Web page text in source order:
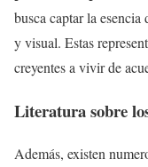
busca captar la esencia
y visual. Estas
creyentes a vivir de
Literatura sobre
Además, existen